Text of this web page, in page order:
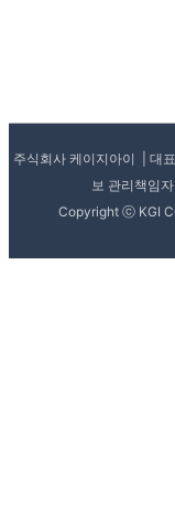
주식회사 케이지아이 | 대
보 관리책임
Copyright ⓒ KGI